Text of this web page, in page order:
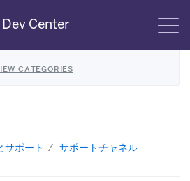
Dev Center
CATEGORIES
サポート サポートチャネル